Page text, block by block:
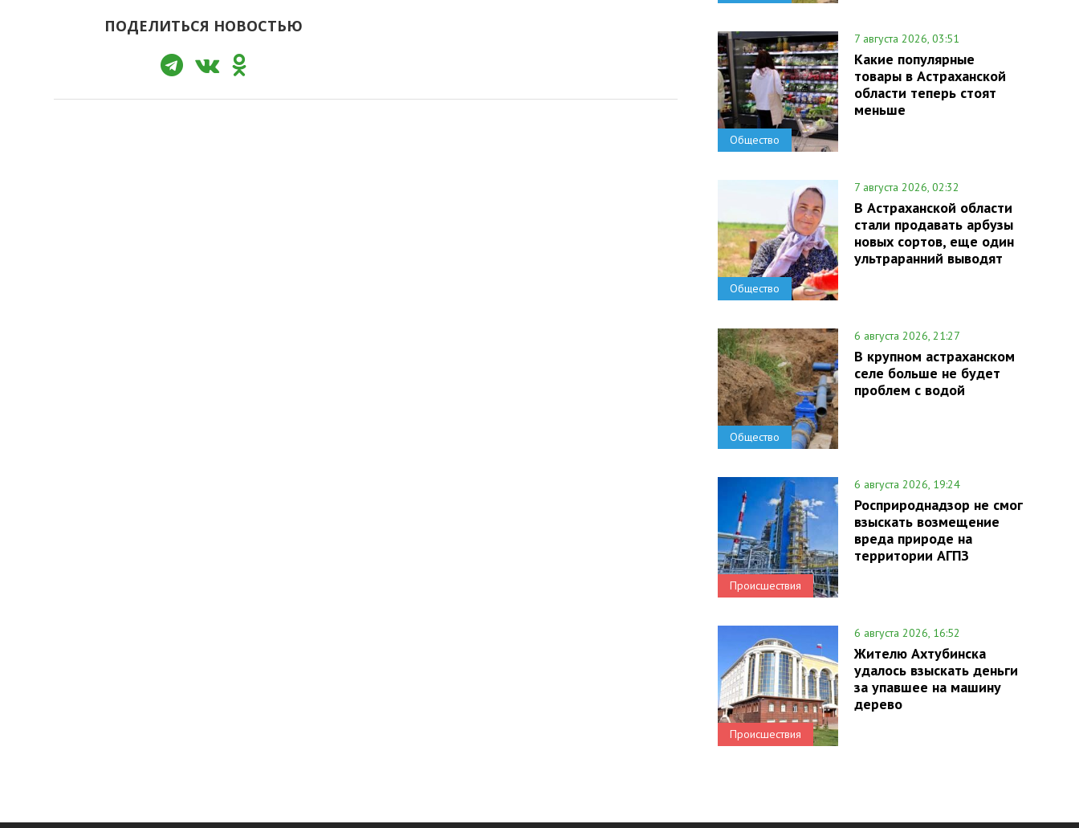
ПОДЕЛИТЬСЯ НОВОСТЬЮ
Общество
7 августа 2026, 03:51
Какие популярные
товары в Астраханской
области теперь стоят
меньше
Общество
7 августа 2026, 02:32
В Астраханской области
стали продавать арбузы
новых сортов, еще один
ультраранний выводят
Общество
6 августа 2026, 21:27
В крупном астраханском
селе больше не будет
проблем с водой
Происшествия
6 августа 2026, 19:24
Росприроднадзор не смог
взыскать возмещение
вреда природе на
территории АГПЗ
Происшествия
6 августа 2026, 16:52
Жителю Ахтубинска
удалось взыскать деньги
за упавшее на машину
дерево